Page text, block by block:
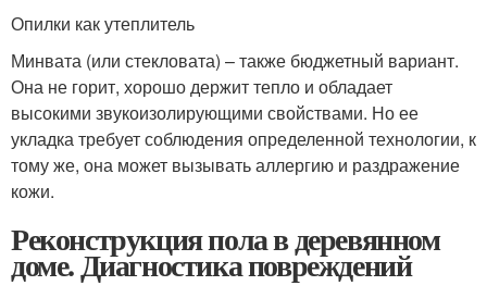
Опилки как утеплитель
Минвата (или стекловата) – также бюджетный вариант.
Она не горит, хорошо держит тепло и обладает
высокими звукоизолирующими свойствами. Но ее
укладка требует соблюдения определенной технологии, к
тому же, она может вызывать аллергию и раздражение
кожи.
Реконструкция пола в деревянном
доме. Диагностика повреждений